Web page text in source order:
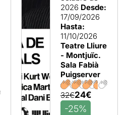
2026 Desde:
17/09/2026
Hasta:
11/10/2026
Teatre Lliure
- Montjuïc.
Sala Fabià
Puigserver
32€24€
-25%